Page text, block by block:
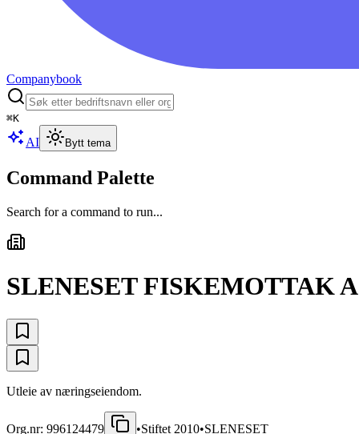
Companybook
⌘K
AI Bytt tema
Command Palette
Search for a command to run...
SLENESET FISKEMOTTAK
Utleie av næringseiendom.
Org.nr: 996124479 •Stiftet 2010•SLENESET